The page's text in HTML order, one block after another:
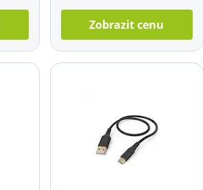
Zobrazit cenu